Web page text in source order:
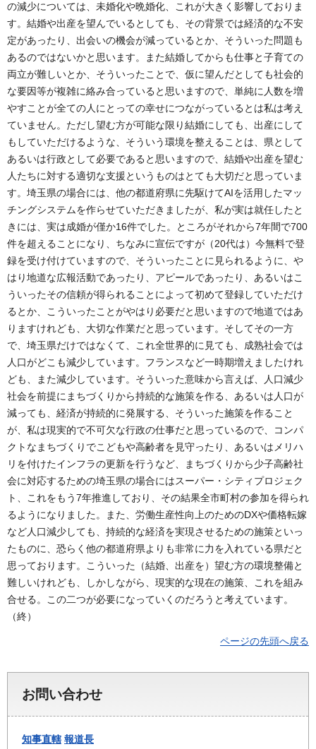
の減少については、未婚化や晩婚化、これが大きく影響しておりま
す。結婚や出産を望んでいるとしても、その背景では経済的な不安
定があったり、出会いの機会が減っているとか、そういった問題も
あるのではないかと思います。また結婚してからも仕事と子育ての
両立が難しいとか、そういったことで、仮に望んだとしても社会的
な要因等が複雑に絡み合っていると思いますので、単純に人数を増
やすことが全ての人にとっての幸せにつながっているとは私は考え
ていません。ただし望む方が可能な限り結婚にしても、出産にして
もしていただけるような、そういう環境を整えることは、県として
あるいは行政として必要であると思いますので、結婚や出産を望む
人たちに対する適切な支援というものはとても大切だと思っていま
す。埼玉県の場合には、他の都道府県に先駆けてAIを活用したマッ
チングシステムを作らせていただきましたが、私が実は就任したと
きには、実は成婚が僅か16件でした。ところがそれから7年間で700
件を超えることになり、ちなみに宣伝ですが（20代は）今無料で登
録を受け付けていますので、そういったことに見られるように、や
はり地道な広報活動であったり、アピールであったり、あるいはこ
ういったその信頼が得られることによって初めて登録していただけ
るとか、こういったことがやはり必要だと思いますので地道ではあ
りますけれども、大切な作業だと思っています。そしてその一方
で、埼玉県だけではなくて、これ全世界的に見ても、成熟社会では
人口がどこも減少しています。フランスなど一時期増えましたけれ
ども、また減少しています。そういった意味から言えば、人口減少
社会を前提にまちづくりから持続的な施策を作る、あるいは人口が
減っても、経済が持続的に発展する、そういった施策を作ること
が、私は現実的で不可欠な行政の仕事だと思っているので、コンパ
クトなまちづくりでこどもや高齢者を見守ったり、あるいはメリハ
リを付けたインフラの更新を行うなど、まちづくりから少子高齢社
会に対応するための埼玉県の場合にはスーパー・シティプロジェク
ト、これをもう7年推進しており、その結果全市町村の参加を得られ
るようになりました。また、労働生産性向上のためのDXや価格転嫁
など人口減少しても、持続的な経済を実現させるための施策といっ
たものに、恐らく他の都道府県よりも非常に力を入れている県だと
思っております。こういった（結婚、出産を）望む方の環境整備と
難しいけれども、しかしながら、現実的な現在の施策、これを組み
合せる。この二つが必要になっていくのだろうと考えています。
（終）
ページの先頭へ戻る
お問い合わせ
知事直轄 報道長